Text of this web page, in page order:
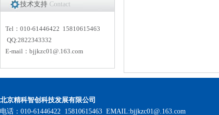
技术支持 Contact
Tel：010-61446422 15810615463
QQ:2822343332
E-mail： bjjkzc01@.163.com
北京精科智创科技发展有限公司
电话：010-61446422 15810615463 EMAIL:bjjkzc01@.163.com